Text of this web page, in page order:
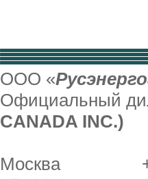
ООО «
Официальный
CANADA INC.)
Москва +7